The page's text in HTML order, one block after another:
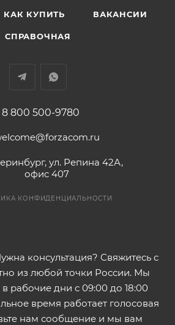
КАК КУПИТЬ ВАКАНСИИ
СПРАВОЧНАЯ
8 800 500-9780
ул. Репина 42А,
офис 407
КОНФИДЕНЦИАЛЬНОСТИ
консультация? Свяжитесь с
из любой точки России. Мы
рабочие дни с 09:00 до 18:00
время работает голосовая
нам сообщение и мы вам